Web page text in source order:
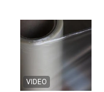
VIDEO